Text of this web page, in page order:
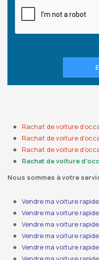
Rachat de voiture
Rachat de voiture
Rachat de voiture
Rachat de voiture
Nous sommes à votre
Vendre ma voiture
Vendre ma voiture
Vendre ma voiture
Vendre ma voiture
Vendre ma voiture